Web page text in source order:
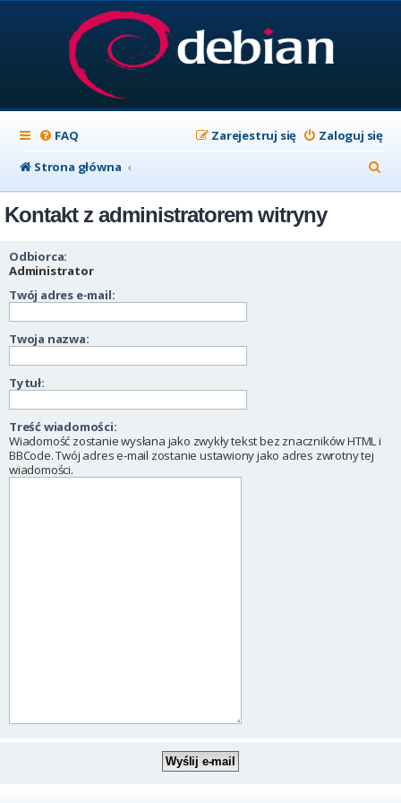
FAQ Zaloguj się
Zarejestruj się
Strona główna
z
Kontakt z administratorem witryny
Odbiorca:
Administrator
Twój adres e-mail:
Twoja nazwa:
Tytuł:
Treść wiadomości:
Wiadomość zostanie wysłana jako zwykły tekst bez znaczników HTML i
BBCode. Twój adres e-mail zostanie ustawiony jako adres zwrotny tej
wiadomości.